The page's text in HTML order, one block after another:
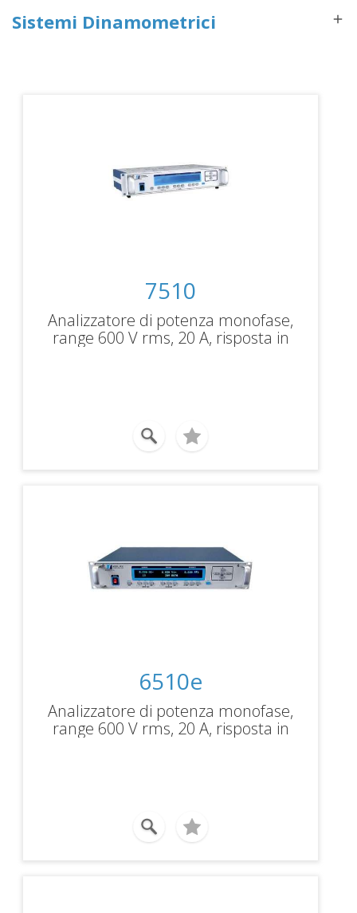
Sistemi Dinamometrici 
7510
Analizzatore di potenza monofase,
range 600 V rms, 20 A, risposta in
6510e
Analizzatore di potenza monofase,
range 600 V rms, 20 A, risposta in